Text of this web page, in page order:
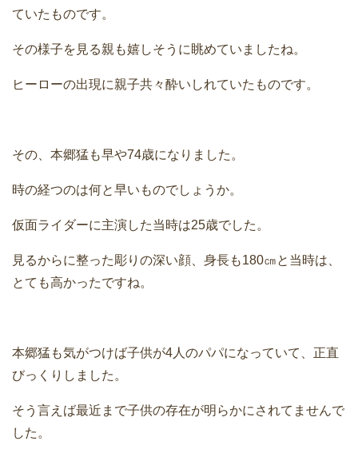
ていたものです。
その様子を見る親も嬉しそうに眺めていましたね。
ヒーローの出現に親子共々酔いしれていたものです。
その、本郷猛も早や74歳になりました。
時の経つのは何と早いものでしょうか。
仮面ライダーに主演した当時は25歳でした。
見るからに整った彫りの深い顔、身長も180㎝と当時は、
とても高かったですね。
本郷猛も気がつけば子供が4人のパパになっていて、正直
びっくりしました。
そう言えば最近まで子供の存在が明らかにされてませんで
した。